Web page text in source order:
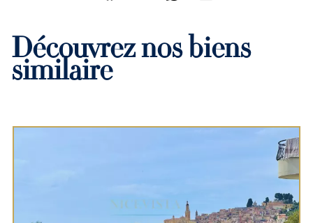
Découvrez nos biens
similaire